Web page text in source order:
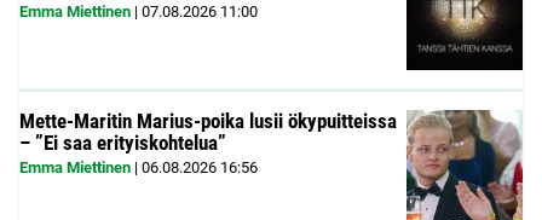
Emma Miettinen | 07.08.2026 11:00
Mette-Maritin Marius-poika lusii ökypuitteissa
– ”Ei saa erityiskohtelua”
Emma Miettinen | 06.08.2026 16:56